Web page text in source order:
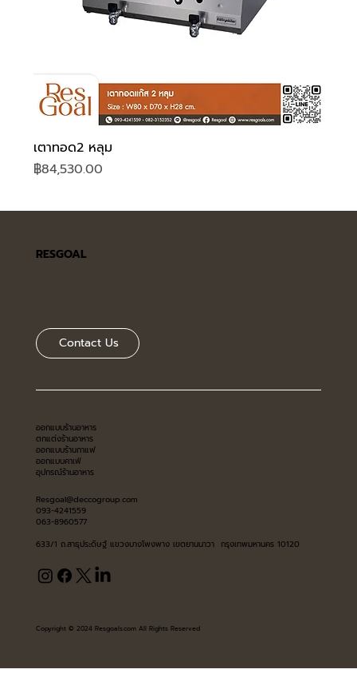
เตาทอด2 หลุม
ราคา
฿84,530.00
RESGOAL
Contact Us
Resgoal@deccogroup.com
093-4241559
063-8960577
633/1 ถ.สาธุประดิษฐ์ แขวงบางโพงพาง เขตยานนาวา กรุงเทพมหานคร 10120
ออกแบบร้านอาหาร
ตกแต่งร้านอาหาร
ออกแบบร้านกาแฟ
ออกแบบคาเฟ่
อุปกรณ์ร้านอาหาร
Copyright © 2024 Resgoals.com All Rights Reserved